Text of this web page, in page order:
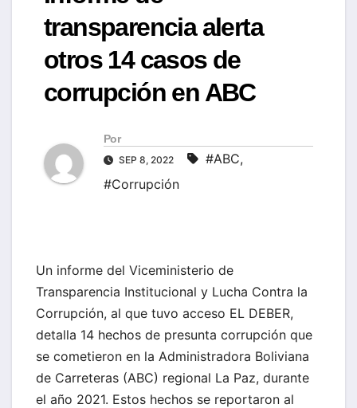
transparencia alerta
otros 14 casos de
corrupción en ABC
Por
SEP 8, 2022 #ABC,
#Corrupción
Un informe del Viceministerio de
Transparencia Institucional y Lucha Contra la
Corrupción, al que tuvo acceso EL DEBER,
detalla 14 hechos de presunta corrupción que
se cometieron en la Administradora Boliviana
de Carreteras (ABC) regional La Paz, durante
el año 2021. Estos hechos se reportaron al